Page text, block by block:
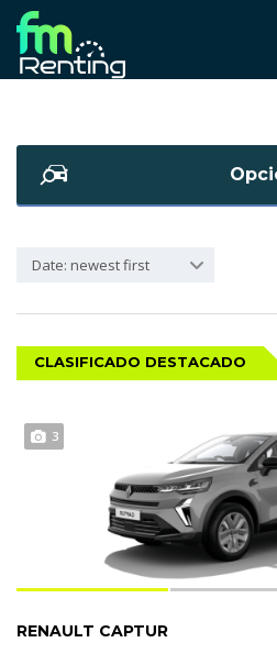
Date: newest first
CLASIFICADO DESTACADO
3
RENAULT CAPTUR